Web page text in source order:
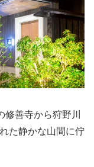
修善寺から狩野川
た静かな山間に佇